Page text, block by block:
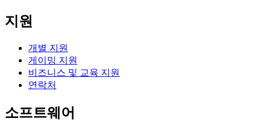
지원
개별 지원
게이밍 지원
비즈니스 및 교육 지원
연락처
소프트웨어